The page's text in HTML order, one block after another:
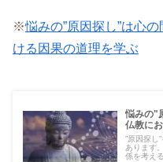
※悩みの”原因探し”は心
ける因果の道理を学ぶ
悩みの"
仏教に
”原因探し
あります
係を考え